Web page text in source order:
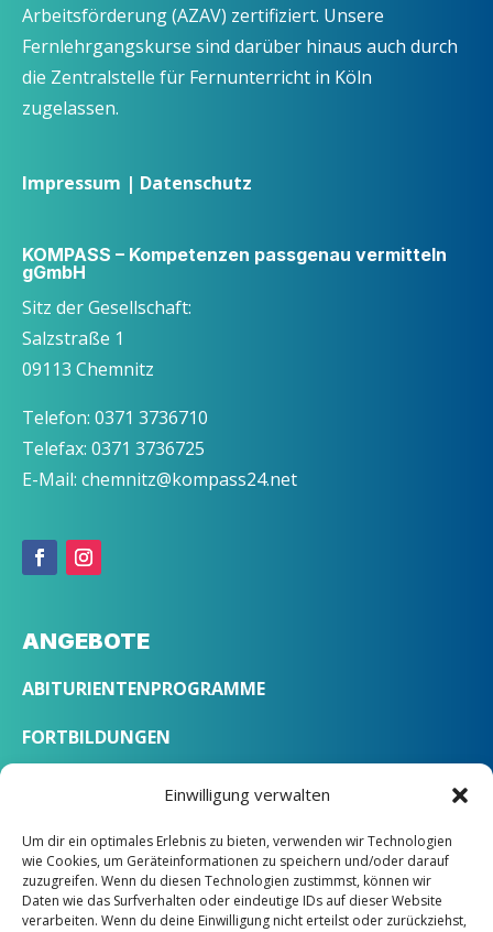
Einwilligung verwalten
Um dir ein optimales Erlebnis zu bieten, verwenden wir Technologien
wie Cookies, um Geräteinformationen zu speichern und/oder darauf
zuzugreifen. Wenn du diesen Technologien zustimmst, können wir
Daten wie das Surfverhalten oder eindeutige IDs auf dieser Website
verarbeiten. Wenn du deine Einwilligung nicht erteilst oder zurückziehst,
Arbeitsförderung (AZAV) zertifiziert. Unsere
Fernlehrgangskurse sind darüber hinaus auch durch
die Zentralstelle für Fernunterricht in Köln
zugelassen.
Impressum | Datenschutz
KOMPASS – Kompetenzen passgenau vermitteln
gGmbH
Sitz der Gesellschaft:
Salzstraße 1
09113 Chemnitz
Telefon: 0371 3736710
Telefax: 0371 3736725
E-Mail: chemnitz@kompass24.net
ANGEBOTE
ABITURIENTENPROGRAMME
FORTBILDUNGEN
ÜBER UNS
LEITBILD